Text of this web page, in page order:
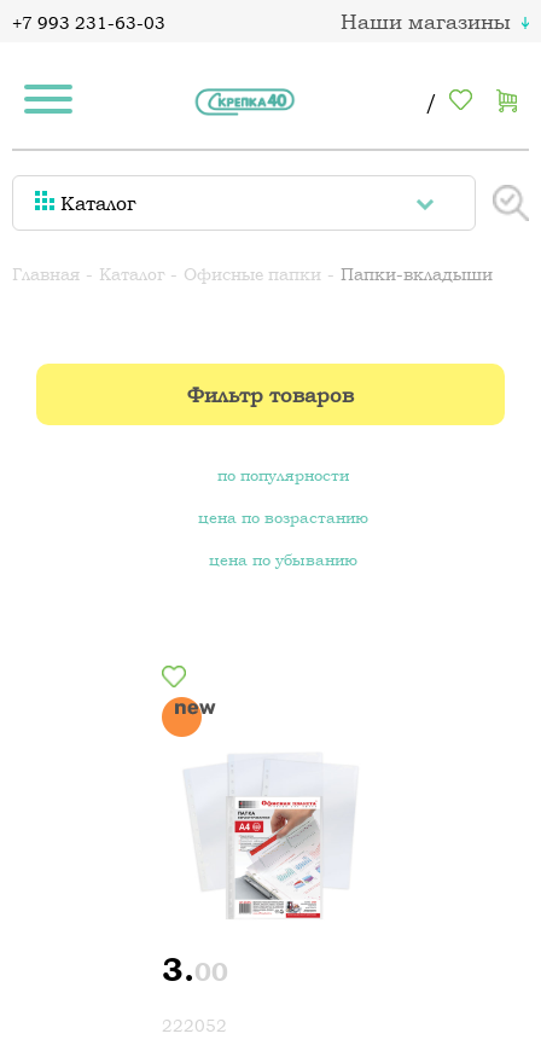
+7 993 231-63-03 Наши магазины
/
Каталог
Главная Каталог Офисные папки Папки-вкладыши
Фильтр товаров
по популярности
цена по возрастанию
цена по убыванию
3.00
222052